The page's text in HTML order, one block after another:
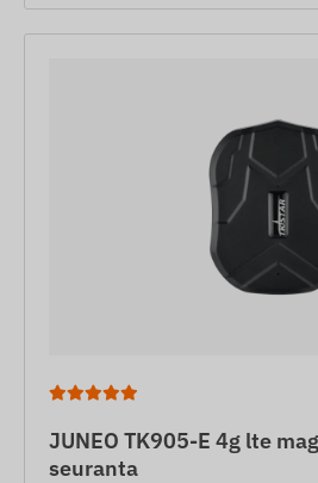
JUNEO TK905-E 4g lte
seuranta